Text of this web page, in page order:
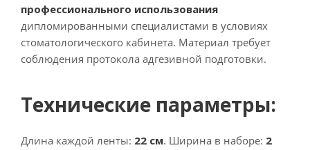
профессионального использования
дипломированными специалистами в условиях
стоматологического кабинета. Материал требует
соблюдения протокола адгезивной подготовки.
Технические параметры:
Длина каждой ленты: 22 см. Ширина в наборе: 2